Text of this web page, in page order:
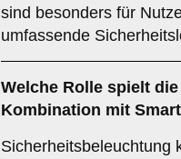
sind besonders für
umfassende
Welche Rolle spielt
Kombination mit
Sicherheitsbeleuchtung